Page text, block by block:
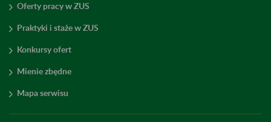
Oferty pracy w ZUS
Praktyki i staże w ZUS
Konkursy ofert
Mienie zbędne
Mapa serwisu